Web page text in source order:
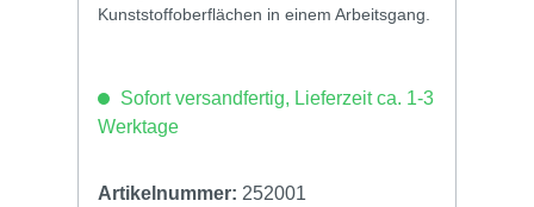
Kunststoffoberflächen in einem Arbeitsgang.
Sofort versandfertig, Lieferzeit ca. 1-3
Werktage
Artikelnummer: 252001